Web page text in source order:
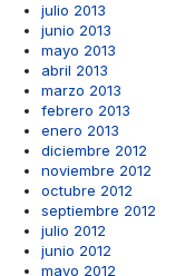
julio 2013
junio 2013
mayo 2013
abril 2013
marzo 2013
febrero 2013
enero 2013
diciembre 2012
noviembre 2012
octubre 2012
septiembre 2012
julio 2012
junio 2012
mayo 2012